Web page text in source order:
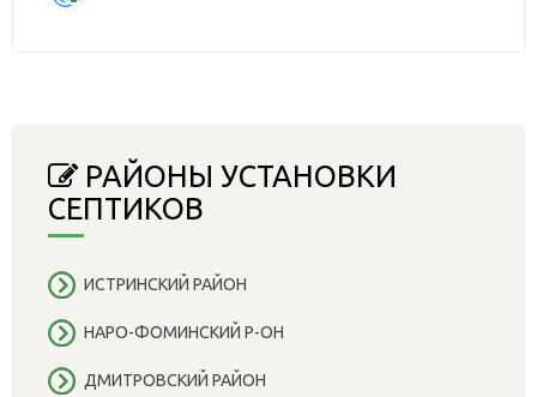
РАЙОНЫ УСТАНОВКИ
СЕПТИКОВ
ИСТРИНСКИЙ РАЙОН
НАРО-ФОМИНСКИЙ Р-ОН
ДМИТРОВСКИЙ РАЙОН